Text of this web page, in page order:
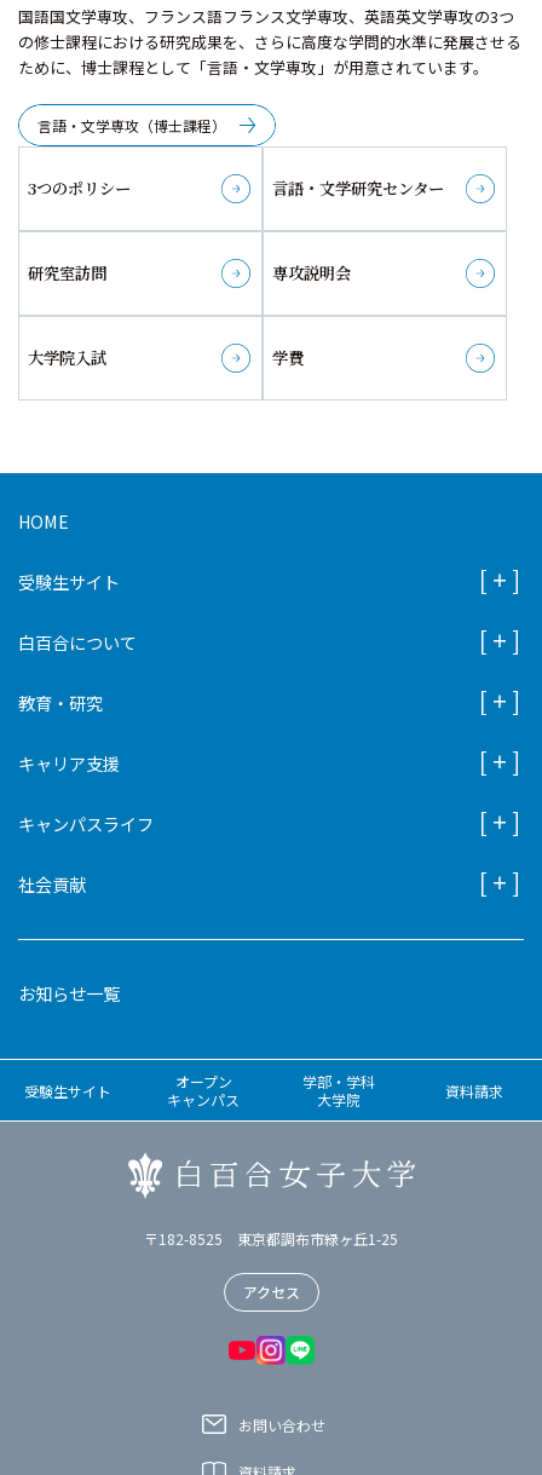
国語国文学専攻、フランス語フランス文学専攻、英語英文学専攻の3つ
の修士課程における研究成果を、さらに高度な学問的水準に発展させる
ために、博士課程として「言語・文学専攻」が用意されています。
言語・文学専攻（博士課程）
3つのポリシー 言語・文学研究センター
詳しく見る
研究室訪問 専攻説明会
大学院入試 学費
HOME
受験生サイト
白百合について
教育・研究
キャリア支援
キャンパスライフ
社会貢献
お知らせ一覧
受験生サイト
オープン
キャンパス
学部・学科
大学院
資料請求
〒182-8525 東京都調布市緑ヶ丘1-25
アクセス
お問い合わせ